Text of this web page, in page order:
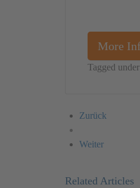
More
Tagged
Zurück
Weiter
Related Articles